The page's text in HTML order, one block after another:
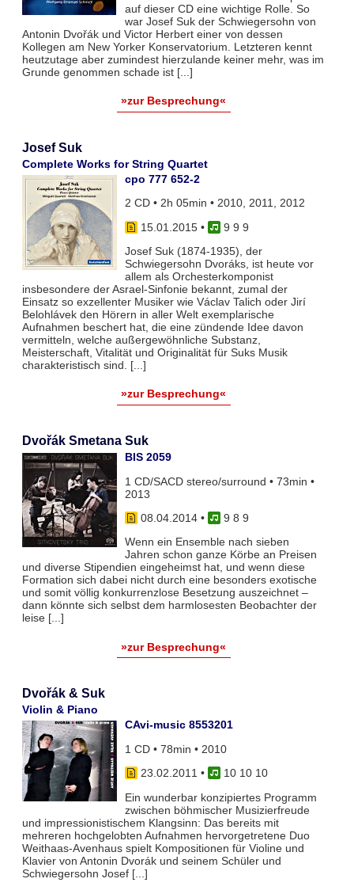
auf dieser CD eine wichtige Rolle. So
war Josef Suk der Schwiegersohn von
Antonin Dvořák und Victor Herbert einer von dessen
Kollegen am New Yorker Konservatorium. Letzteren kennt
heutzutage aber zumindest hierzulande keiner mehr, was im
Grunde genommen schade ist [...]
»zur Besprechung«
Josef Suk
Complete Works for String Quartet
cpo 777 652-2
2 CD • 2h 05min • 2010, 2011, 2012
15.01.2015•
9 9 9
Josef Suk (1874-1935), der
Schwiegersohn Dvoráks, ist heute vor
allem als Orchesterkomponist
insbesondere der Asrael-Sinfonie bekannt, zumal der
Einsatz so exzellenter Musiker wie Václav Talich oder Jirí
Belohlávek den Hörern in aller Welt exemplarische
Aufnahmen beschert hat, die eine zündende Idee davon
vermitteln, welche außergewöhnliche Substanz,
Meisterschaft, Vitalität und Originalität für Suks Musik
charakteristisch sind. [...]
»zur Besprechung«
Dvořák Smetana Suk
BIS 2059
1 CD/SACD stereo/surround • 73min •
2013
08.04.2014•
9 8 9
Wenn ein Ensemble nach sieben
Jahren schon ganze Körbe an Preisen
und diverse Stipendien eingeheimst hat, und wenn diese
Formation sich dabei nicht durch eine besonders exotische
und somit völlig konkurrenzlose Besetzung auszeichnet –
dann könnte sich selbst dem harmlosesten Beobachter der
leise [...]
»zur Besprechung«
Dvořák & Suk
Violin & Piano
CAvi-music 8553201
1 CD • 78min • 2010
23.02.2011 •
10 10 10
Ein wunderbar konzipiertes Programm
zwischen böhmischer Musizierfreude
und impressionistischem Klangsinn: Das bereits mit
mehreren hochgelobten Aufnahmen hervorgetretene Duo
Weithaas-Avenhaus spielt Kompositionen für Violine und
Klavier von Antonin Dvorák und seinem Schüler und
Schwiegersohn Josef [...]